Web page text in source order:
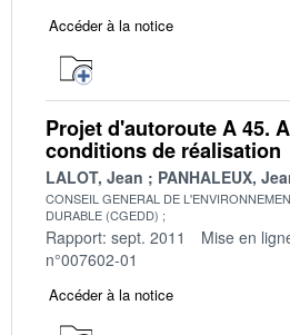
Accéder à la notice
Projet d'autoroute A 45.
conditions de réalisation
LALOT, Jean PANHALEUX,
CONSEIL GENERAL DE
DURABLE (CGEDD)
Rapport: sept. 2011 Mise en
n°007602-01
Accéder à la notice